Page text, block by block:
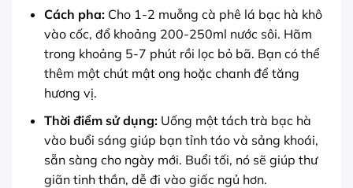
Cách pha:Cho 1-2 muỗng cà phê lá bạc hà khô
vào cốc, đổ khoảng 200-250ml nước sôi. Hãm
trong khoảng 5-7 phút rồi lọc bỏ bã. Bạn có thể
thêm một chút mật ong hoặc chanh để tăng
hương vị.
Thời điểm sử dụng:Uống một tách trà bạc hà
vào buổi sáng giúp bạn tỉnh táo và sảng khoái,
sẵn sàng cho ngày mới. Buổi tối, nó sẽ giúp thư
giãn tinh thần, dễ đi vào giấc ngủ hơn.